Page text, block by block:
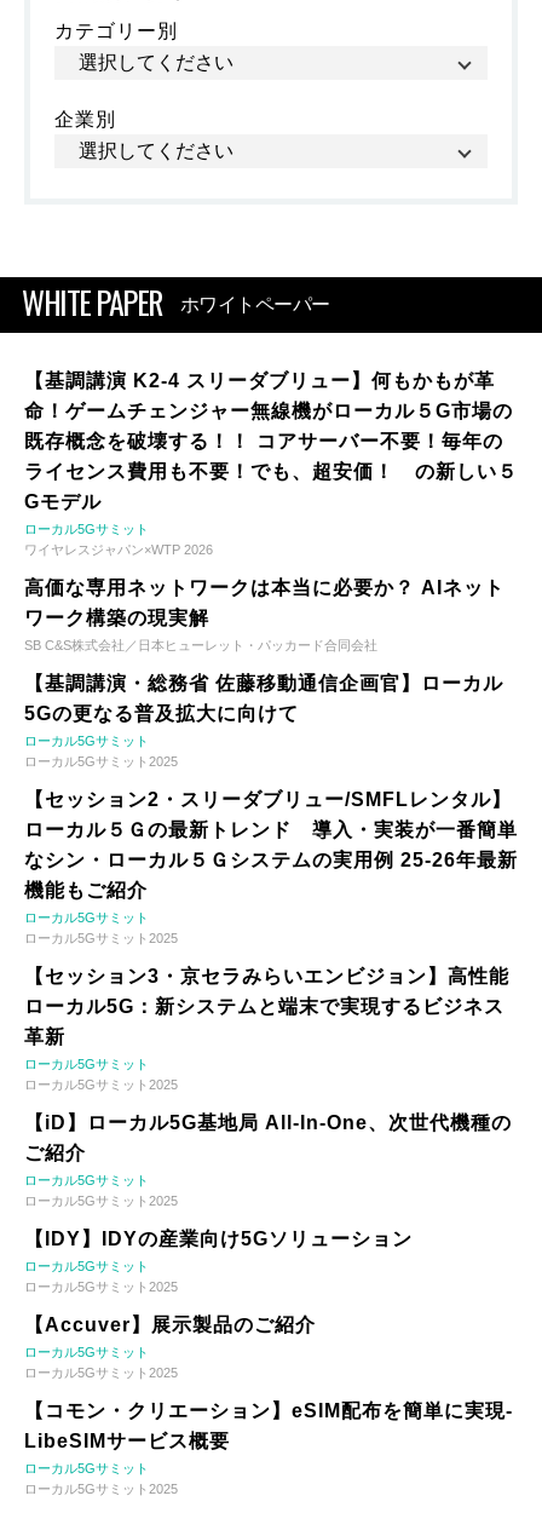
カテゴリー別
企業別
WHITE PAPER ホワイトペーパー
【基調講演 K2-4 スリーダブリュー】何もかもが革
命！ゲームチェンジャー無線機がローカル５G市場の
既存概念を破壊する！！ コアサーバー不要！毎年の
ライセンス費用も不要！でも、超安価！ の新しい５
Gモデル
ローカル5Gサミット
ワイヤレスジャパン×WTP 2026
高価な専用ネットワークは本当に必要か？ AIネット
ワーク構築の現実解
SB C&S株式会社／日本ヒューレット・パッカード合同会社
【基調講演・総務省 佐藤移動通信企画官】ローカル
5Gの更なる普及拡大に向けて
ローカル5Gサミット
ローカル5Gサミット2025
【セッション2・スリーダブリュー/SMFLレンタル】
ローカル５Ｇの最新トレンド 導入・実装が一番簡単
なシン・ローカル５Ｇシステムの実用例 25-26年最新
機能もご紹介
ローカル5Gサミット
ローカル5Gサミット2025
【セッション3・京セラみらいエンビジョン】高性能
ローカル5G：新システムと端末で実現するビジネス
革新
ローカル5Gサミット
ローカル5Gサミット2025
【iD】ローカル5G基地局 All-In-One、次世代機種の
ご紹介
ローカル5Gサミット
ローカル5Gサミット2025
【IDY】IDYの産業向け5Gソリューション
ローカル5Gサミット
ローカル5Gサミット2025
【Accuver】展示製品のご紹介
ローカル5Gサミット
ローカル5Gサミット2025
【コモン・クリエーション】eSIM配布を簡単に実現-
LibeSIMサービス概要
ローカル5Gサミット
ローカル5Gサミット2025